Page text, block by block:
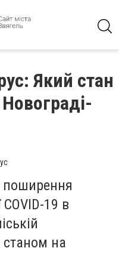
Який стан
поширення
COVID-19 в
станом на